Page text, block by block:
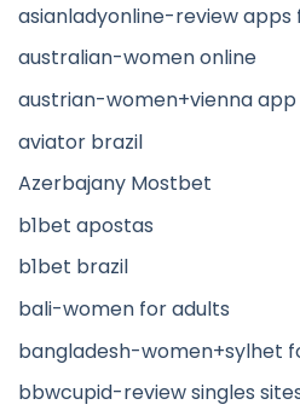
asianladyonline-review apps
australian-women online
austrian-women+vienna
aviator brazil
Azerbajany Mostbet
b1bet apostas
b1bet brazil
bali-women for adults
bangladesh-women+sylhet
bbwcupid-review singles